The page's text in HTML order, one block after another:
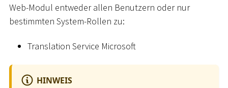
Web-Modul entweder allen Benutzern oder nur
bestimmten System-Rollen zu:
Translation Service Microsoft
HINWEIS